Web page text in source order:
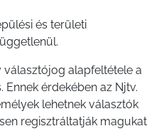
és területi
választójog alapfeltétele a
érdekében az Njtv.
lehetnek választók
regisztráltatják magukat